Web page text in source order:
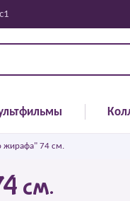
жирафа" 74 см.
см.